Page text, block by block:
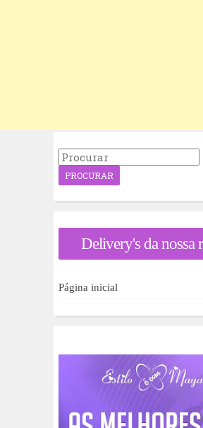
P
r
a
p
r
Delivery's da nossa
Página inicial